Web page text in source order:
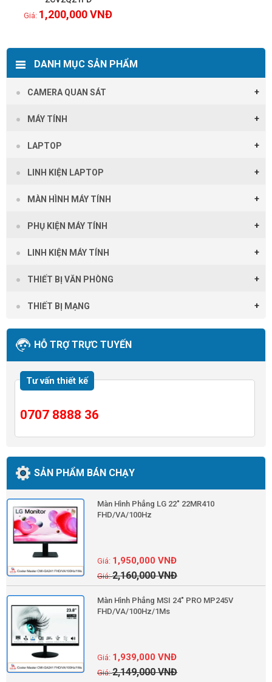
Xem chi tiết
1,200,000VNĐ
DANH MỤC SẢN PHẨM
CAMERA QUAN SÁT
MÁY TÍNH
LAPTOP
LINH KIỆN LAPTOP
MÀN HÌNH MÁY TÍNH
PHỤ KIỆN MÁY TÍNH
LINH KIỆN MÁY TÍNH
THIẾT BỊ VĂN PHÒNG
THIẾT BỊ MẠNG
HỖ TRỢ TRỰC TUYẾN
Tư vấn thiết kế
0707 8888 36
SẢN PHẨM BÁN CHẠY
Màn Hình Phẳng LG 22" 22MR410
FHD/VA/100Hz
2,160,000VNĐ
1,950,000VNĐ
Màn Hình Phẳng MSI 24" PRO MP245V
FHD/VA/100Hz/1Ms
2,149,000VNĐ
1,939,000VNĐ